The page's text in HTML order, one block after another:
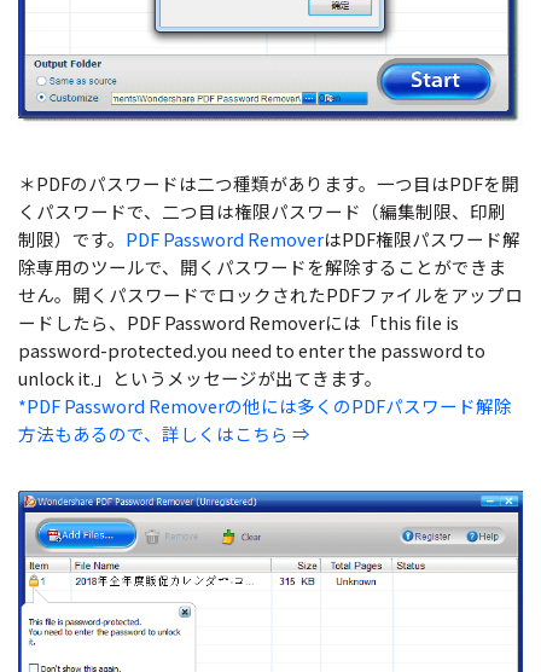
＊PDFのパスワードは二つ種類があります。一つ目はPDFを開
くパスワードで、二つ目は権限パスワード（編集制限、印刷
制限）です。 PDF Password RemoverはPDF権限パスワード解
除専用のツールで、開くパスワードを解除することができま
せん。開くパスワードでロックされたPDFファイルをアップロ
ードしたら、PDF Password Removerには「this file is
password-protected.you need to enter the password to
unlock it.」というメッセージが出てきます。
*PDF Password Removerの他には多くのPDFパスワード解除
方法もあるので、詳しくはこちら ⇒